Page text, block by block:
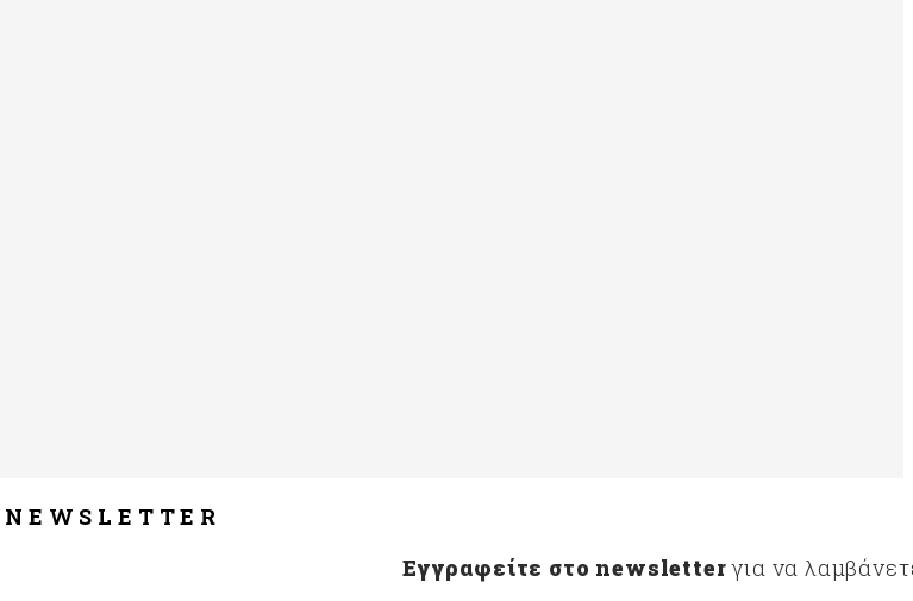
NEWSLETTER
Εγγραφείτε στο newsletterγια να